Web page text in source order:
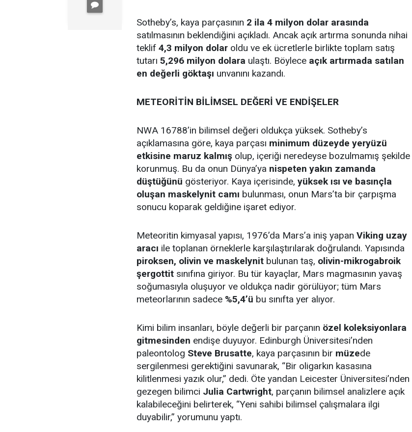
Sotheby’s, kaya parçasının 2 ila 4 milyon dolar arasında
satılmasının beklendiğini açıkladı. Ancak açık artırma sonunda nihai
teklif 4,3 milyon dolar oldu ve ek ücretlerle birlikte toplam satış
tutarı 5,296 milyon dolara ulaştı. Böylece açık artırmada satılan
en değerli göktaşı unvanını kazandı.
METEORİTİN BİLİMSEL DEĞERİ VE ENDİŞELER
NWA 16788’in bilimsel değeri oldukça yüksek. Sotheby’s
açıklamasına göre, kaya parçası minimum düzeyde yeryüzü
etkisine maruz kalmış olup, içeriği neredeyse bozulmamış şekilde
korunmuş. Bu da onun Dünya’ya nispeten yakın zamanda
düştüğünü gösteriyor. Kaya içerisinde, yüksek ısı ve basınçla
oluşan maskelynit camı bulunması, onun Mars’ta bir çarpışma
sonucu koparak geldiğine işaret ediyor.
Meteoritin kimyasal yapısı, 1976’da Mars’a iniş yapan Viking uzay
aracı ile toplanan örneklerle karşılaştırılarak doğrulandı. Yapısında
piroksen, olivin ve maskelynit bulunan taş, olivin-mikrogabroik
şergottit sınıfına giriyor. Bu tür kayaçlar, Mars magmasının yavaş
soğumasıyla oluşuyor ve oldukça nadir görülüyor; tüm Mars
meteorlarının sadece %5,4’ü bu sınıfta yer alıyor.
Kimi bilim insanları, böyle değerli bir parçanın özel koleksiyonlara
gitmesinden endişe duyuyor. Edinburgh Üniversitesi’nden
paleontolog Steve Brusatte, kaya parçasının bir müzede
sergilenmesi gerektiğini savunarak, “Bir oligarkın kasasına
kilitlenmesi yazık olur,” dedi. Öte yandan Leicester Üniversitesi’nden
gezegen bilimci Julia Cartwright, parçanın bilimsel analizlere açık
kalabileceğini belirterek, “Yeni sahibi bilimsel çalışmalara ilgi
duyabilir,” yorumunu yaptı.